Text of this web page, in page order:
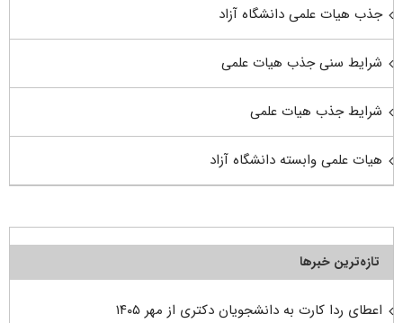
جذب هیات علمی دانشگاه آزاد
شرایط سنی جذب هیات علمی
شرایط جذب هیات علمی
هیات علمی وابسته دانشگاه آزاد
تازه‌ترین خبرها
اعطای ردا کارت به دانشجویان دکتری از مهر ۱۴۰۵